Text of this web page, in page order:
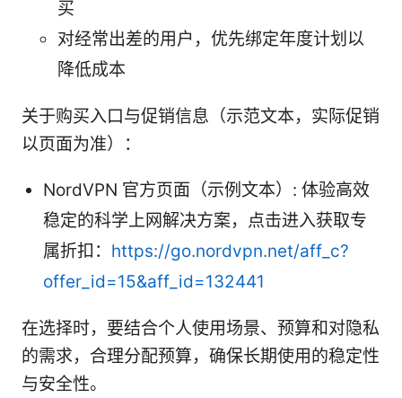
买
对经常出差的用户，优先绑定年度计划以
降低成本
关于购买入口与促销信息（示范文本，实际促销
以页面为准）：
NordVPN 官方页面（示例文本）: 体验高效
稳定的科学上网解决方案，点击进入获取专
属折扣： https://go.nordvpn.net/aff_c?
offer_id=15&aff_id=132441
在选择时，要结合个人使用场景、预算和对隐私
的需求，合理分配预算，确保长期使用的稳定性
与安全性。